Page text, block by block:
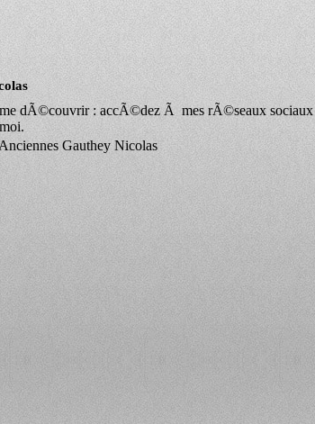
dÃ©couvrir : accÃ©dez Ã mes rÃ©seaux sociaux
Gauthey Nicolas